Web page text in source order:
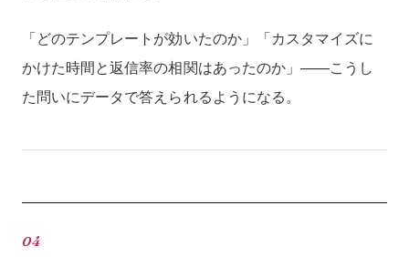
「どのテンプレートが効いたのか」「カスタマイズに
かけた時間と返信率の相関はあったのか」——こうし
た問いにデータで答えられるようになる。